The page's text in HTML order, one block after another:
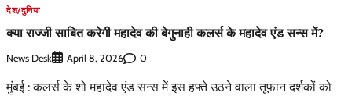
देश/दुनिया
क्या राज्जी साबित करेगी महादेव की बेगुनाही कलर्स के महादेव एंड सन्स में?
News Desk April 8, 2026 0
मुंबई : कलर्स के शो महादेव एंड सन्स में इस हफ्ते उठने वाला तूफ़ान दर्शकों को